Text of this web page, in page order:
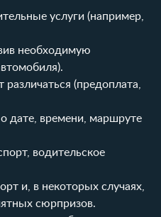
услуги (например,
необходимую
(предоплата,
дате, времени, маршруте
водительское
и, в некоторых случаях,
сюрпризов.